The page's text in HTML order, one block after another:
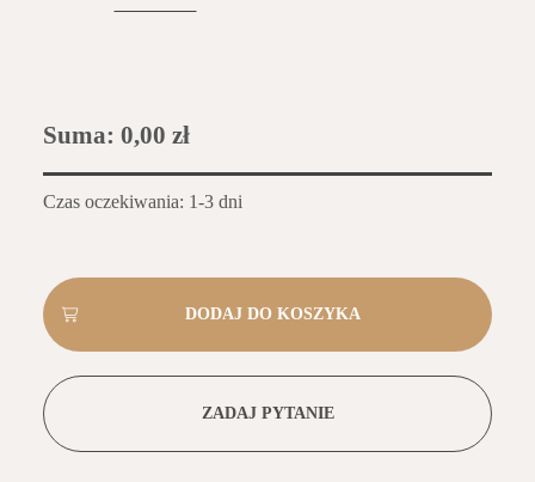
Suma: 0,00 zł
Czas oczekiwania: 1-3 dni
ZADAJ PYTANIE